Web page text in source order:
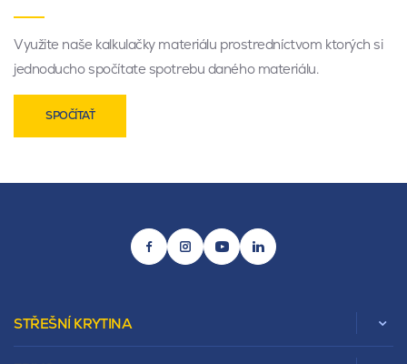
Využite naše kalkulačky materiálu prostredníctvom ktorých si
jednoducho spočítate spotrebu daného materiálu.
SPOČÍTAŤ
STŘEŠNÍ KRYTINA